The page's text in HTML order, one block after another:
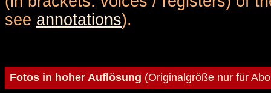
see annotations).
Fotos in hoher Auflösung (Originalgröße nur für